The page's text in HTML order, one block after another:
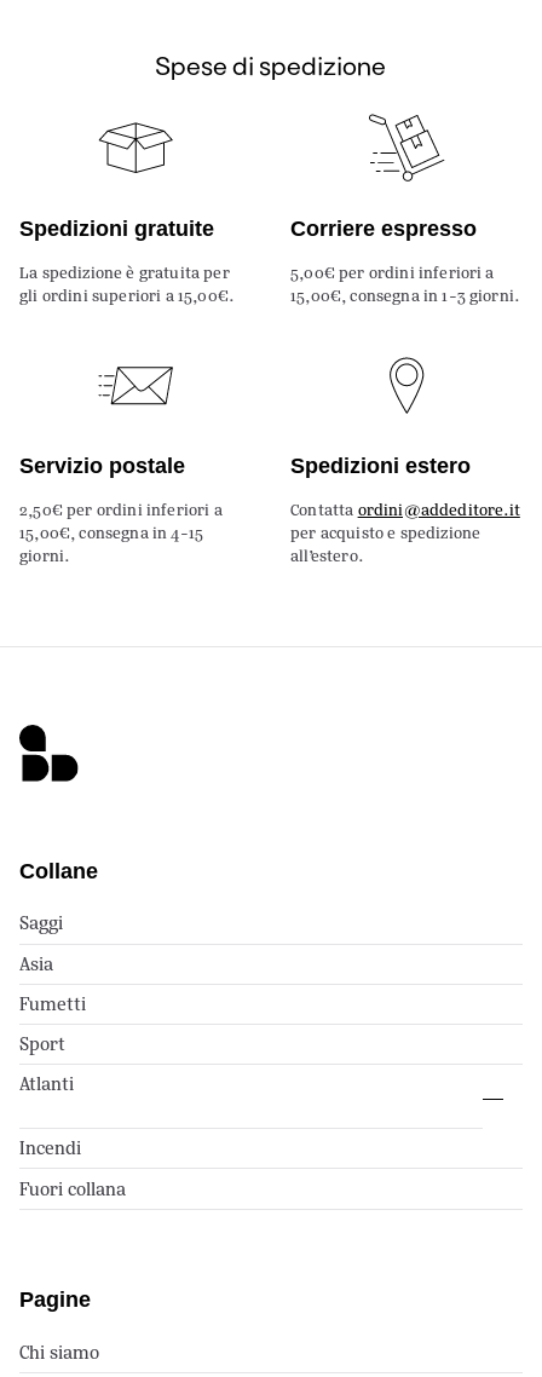
Spese di spedizione
Spedizioni gratuite
La spedizione è gratuita per
gli ordini superiori a 15,00€.
Corriere espresso
5,00€ per ordini inferiori a
15,00€, consegna in 1-3 giorni.
Servizio postale
2,50€ per ordini inferiori a
15,00€, consegna in 4-15
giorni.
Spedizioni estero
Contatta ordini@addeditore.it
per acquisto e spedizione
all’estero.
Collane
Saggi
Asia
Fumetti
Sport
Atlanti
Incendi
Fuori collana
Pagine
Chi siamo